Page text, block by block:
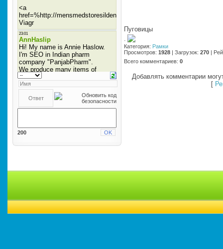
200
Пуговицы
·
Категория: Рамки
Просмотров: 1928 | Загрузок: 270 |
Всего комментариев: 0
Добавлять комментарии
[